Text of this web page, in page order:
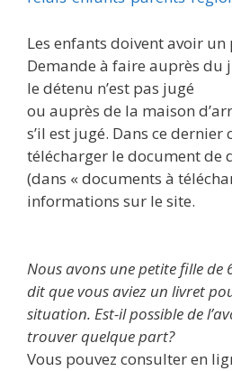
Les enfants doivent avoir un
Demande à faire auprès du
le détenu n’est pas jugé
ou auprès de la maison
s’il est jugé. Dans ce dernier
télécharger le document de
(dans « documents à
informations sur le site.
Nous avons une petite fille de
dit que vous aviez un livret
situation. Est-il possible de
trouver quelque part?
Vous pouvez consulter en